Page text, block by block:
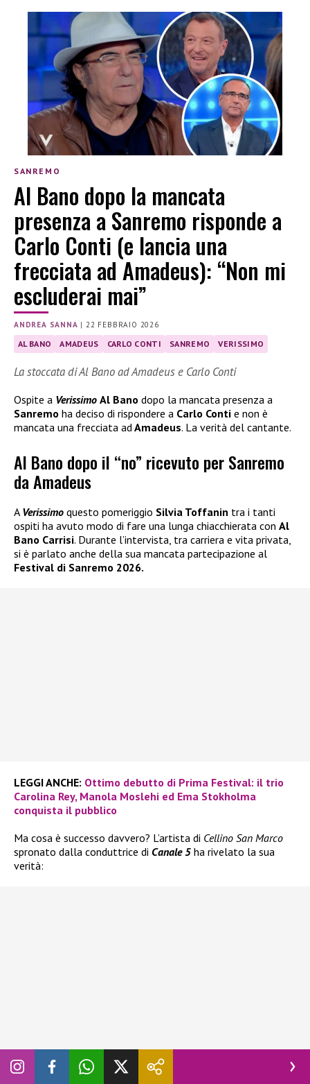
SANREMO
Al Bano dopo la mancata
presenza a Sanremo risponde a
Carlo Conti (e lancia una
frecciata ad Amadeus): “Non mi
escluderai mai”
ANDREA SANNA |22 FEBBRAIO 2026
AL BANO AMADEUS CARLO CONTI SANREMO VERISSIMO
La stoccata di Al Bano ad Amadeus e Carlo Conti
Ospite a Verissimo Al Bano dopo la mancata presenza a
Sanremo ha deciso di rispondere a Carlo Conti e non è
mancata una frecciata ad Amadeus. La verità del cantante.
Al Bano dopo il “no” ricevuto per Sanremo
da Amadeus
A Verissimo questo pomeriggio Silvia Toffanin tra i tanti
ospiti ha avuto modo di fare una lunga chiacchierata con Al
Bano Carrisi. Durante l’intervista, tra carriera e vita privata,
si è parlato anche della sua mancata partecipazione al
Festival di Sanremo 2026.
LEGGI ANCHE: Ottimo debutto di Prima Festival: il trio
Carolina Rey, Manola Moslehi ed Ema Stokholma
conquista il pubblico
Ma cosa è successo davvero? L’artista di Cellino San Marco
spronato dalla conduttrice di Canale 5 ha rivelato la sua
verità: